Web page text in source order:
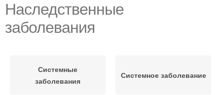
Наследственные
заболевания
Системные
заболевания
Системное заболевание